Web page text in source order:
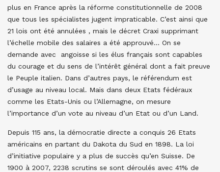
plus en France après la réforme constitutionnelle de 2008
que tous les spécialistes jugent impraticable. C’est ainsi que
21 lois ont été annulées , mais le décret Craxi supprimant
l’échelle mobile des salaires a été approuvé… On se
demande avec angoisse si les élus français sont capables
du courage et du sens de l’intérêt général dont a fait preuve
le Peuple italien. Dans d’autres pays, le référendum est
d’usage au niveau local. Mais dans deux Etats fédéraux
comme les Etats-Unis ou l’Allemagne, on mesure
l’importance d’un vote au niveau d’un Etat ou d’un Land.
Depuis 115 ans, la démocratie directe a conquis 26 Etats
américains en partant du Dakota du Sud en 1898. La loi
d’initiative populaire y a plus de succès qu’en Suisse. De
1900 à 2007, 2238 scrutins se sont déroulés avec 41% de